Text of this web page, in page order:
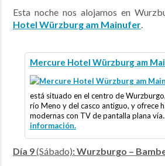
Esta noche nos alojamos en
Hotel Würzburg am Mainufer.
Mercure Hotel Würzburg am
está situado en el centro de
río Meno y del casco antiguo, y ofrece
modernas con TV de pantalla plana
información.
Día 9(Sábado): Wurzburgo –